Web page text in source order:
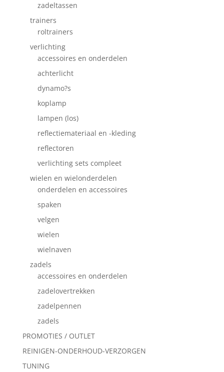
zadeltassen
trainers
roltrainers
verlichting
accessoires en onderdelen
achterlicht
dynamo?s
koplamp
lampen (los)
reflectiemateriaal en -kleding
reflectoren
verlichting sets compleet
wielen en wielonderdelen
onderdelen en accessoires
spaken
velgen
wielen
wielnaven
zadels
accessoires en onderdelen
zadelovertrekken
zadelpennen
zadels
PROMOTIES / OUTLET
REINIGEN-ONDERHOUD-VERZORGEN
TUNING